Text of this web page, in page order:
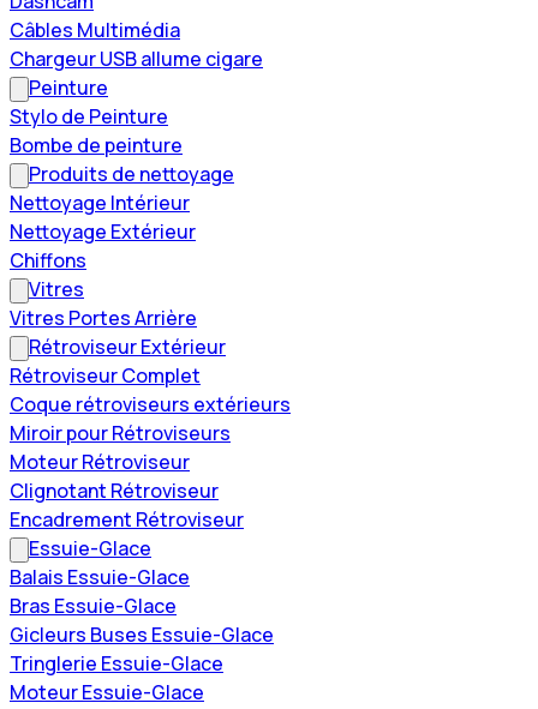
Câbles Multimédia
Chargeur USB allume cigare
Peinture
Stylo de Peinture
Bombe de peinture
Produits de nettoyage
Nettoyage Intérieur
Nettoyage Extérieur
Chiffons
Vitres
Vitres Portes Arrière
Rétroviseur Extérieur
Rétroviseur Complet
Coque rétroviseurs extérieurs
Miroir pour Rétroviseurs
Moteur Rétroviseur
Clignotant Rétroviseur
Encadrement Rétroviseur
Essuie-Glace
Balais Essuie-Glace
Bras Essuie-Glace
Gicleurs Buses Essuie-Glace
Tringlerie Essuie-Glace
Moteur Essuie-Glace